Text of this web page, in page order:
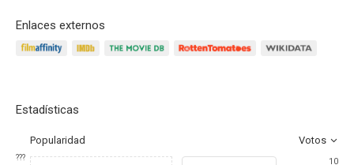
Enlaces externos
Estadísticas
Popularidad Votos
???
10